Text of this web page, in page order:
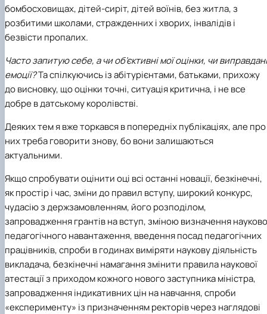
бомбосховищах, дітей-сиріт, дітей воїнів, без житла, з
розбитими школами, стражденних і хворих, інвалідів і
безвісти пропалих.
Часто запитую себе, а чи об’єктивні мої оцінки, чи виправдані
емоції?Та спілкуючись із абітурієнтами, батьками, прихожу
до висновку, що оцінки точні, ситуація критична, і не все
добре в датському королівстві.
Деяких тем я вже торкався в попередніх публікаціях, але про
них треба говорити знову, бо вони залишаються
актуальними.
Якщо спробувати оцінити оці всі останні новації, безкінечні,
як простір і час, зміни до правил вступу, широкий конкурс,
чудасію з держзамовленням, його розподілом,
запровадження грантів на вступ, зміною визначення
педагогічного навантаження, введення посад педагогічних
працівників, спроби в годинах виміряти наукову діяльність
викладача, безкінечні намагання змінити правила наукової
атестації з приходом кожного нового заступника міністра,
запровадження індикативних цін на навчання, спроби
«експерименту» із призначенням ректорів через наглядові